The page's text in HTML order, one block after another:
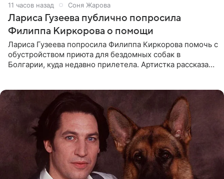
11 часов назад Соня Жарова
Лариса Гузеева публично попросила
Филиппа Киркорова о помощи
Лариса Гузеева попросила Филиппа Киркорова помочь с
обустройством приюта для бездомных собак в
Болгарии, куда недавно прилетела. Артистка рассказала